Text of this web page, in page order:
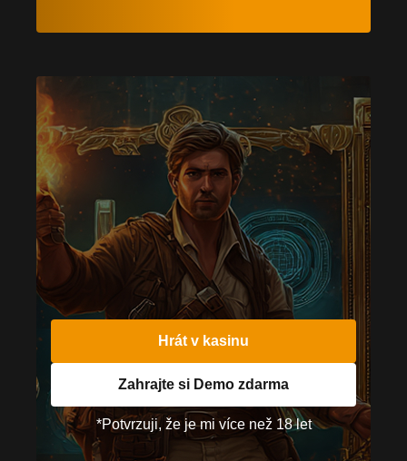
Hrát v kasinu
Zahrajte si Demo zdarma
*Potvrzuji, že je mi více než 18 let